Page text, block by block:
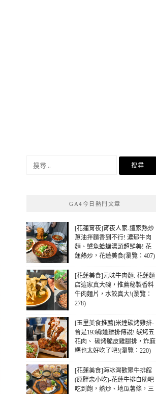
GA4今日熱門文章
[花蓮宵夜]宵夜人家-這家熱炒
蔥油拌麵香到不行! 濃郁牛肉
麵、鱸魚蛤蠣湯頭超鮮美! 花
蓮熱炒，花蓮美食(瀏覽：407)
[花蓮美食]元味牛肉麵: 花蓮麵
店這家真大碗，推薦秘製香料
牛肉麵片，水餃真大!(瀏覽：
278)
[玉里美食推薦]米達碳烤雞排-
曾是193縣道雞排傳說! 碳烤五
花肉、 碳烤脆皮雞腿排，炸麻
糬也太好吃了吧!(瀏覽：220)
[花蓮美食]海冰灣歡聚牛排館
(原胖忠小吃)-花蓮牛排自助吧
吃到飽，熱炒、地瓜薯條，三